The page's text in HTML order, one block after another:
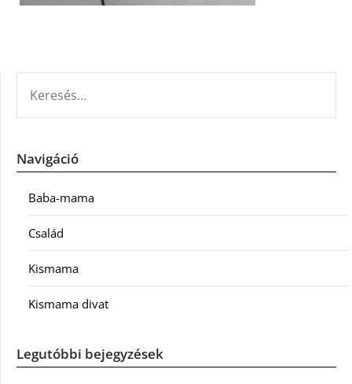
Navigáció
Baba-mama
Család
Kismama
Kismama divat
Legutóbbi bejegyzések